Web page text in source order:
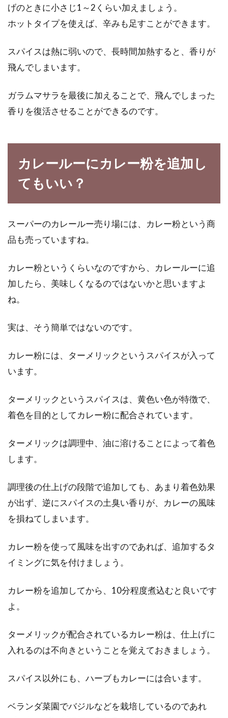
「ほんだし」を活用しよう
がなくてはなんだか味気ないですよね。昔は、
だし...
ホームベーカリーで食パンを焼くに
は？たっぷりバター風味
ター風味た...
電子レンジで簡単スピーディ！おい
しく出来るレシピをご紹介
コンロで調理するのは大変です。そんな時、電
る？正確な量り方は？
なものをお使いでしょうか。今回は、100均で
買える...
夏の夕飯にオススメのおかずは？旬
の野菜で栄養補給しよう！
無気力になったり、「夏バテ」の症状が辛いで
すよね！夕飯...
最近は味噌汁やだし煮などを作る際、顆粒だし
でも、本...
げのときに小さじ1～2くらい加えましょう。
ホットタイプを使えば、辛みも足すことができます。
スパイスは熱に弱いので、長時間加熱すると、香りが
飛んでしまいます。
ガラムマサラを最後に加えることで、飛んでしまった
香りを復活させることができるのです。
カレールーにカレー粉を追加し
てもいい？
スーパーのカレールー売り場には、カレー粉という商
品も売っていますね。
カレー粉というくらいなのですから、カレールーに追
加したら、美味しくなるのではないかと思いますよ
ね。
実は、そう簡単ではないのです。
カレー粉には、ターメリックというスパイスが入って
います。
ターメリックというスパイスは、黄色い色が特徴で、
着色を目的としてカレー粉に配合されています。
ターメリックは調理中、油に溶けることによって着色
します。
調理後の仕上げの段階で追加しても、あまり着色効果
が出ず、逆にスパイスの土臭い香りが、カレーの風味
を損ねてしまいます。
カレー粉を使って風味を出すのであれば、追加するタ
イミングに気を付けましょう。
カレー粉を追加してから、10分程度煮込むと良いです
よ。
ターメリックが配合されているカレー粉は、仕上げに
入れるのは不向きということを覚えておきましょう。
スパイス以外にも、ハーブもカレーには合います。
ベランダ菜園でバジルなどを栽培しているのであれ